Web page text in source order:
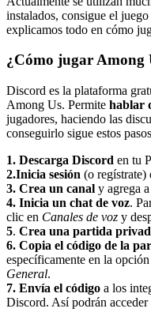
instalados, consigue el
explicamos todo en cómo
¿Cómo jugar Among
Discord es la plataforma
Among Us. Permite hablar
jugadores, haciendo las
conseguirlo sigue estos
1. Descarga Discord en tu
2.Inicia sesión (o regístrate)
3. Crea un canal y agrega
4. Inicia un chat de voz.
clic en Canales de voz y
5. Crea una partida
6. Copia el código de la
específicamente en la opción
General.
7. Envía el código a los
Discord. Así podrán